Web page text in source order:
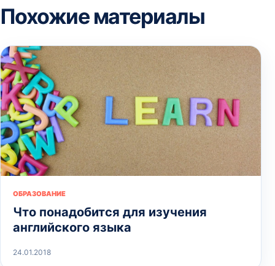
Похожие материалы
ОБРАЗОВАНИЕ
Что понадобится для изучения
английского языка
24.01.2018